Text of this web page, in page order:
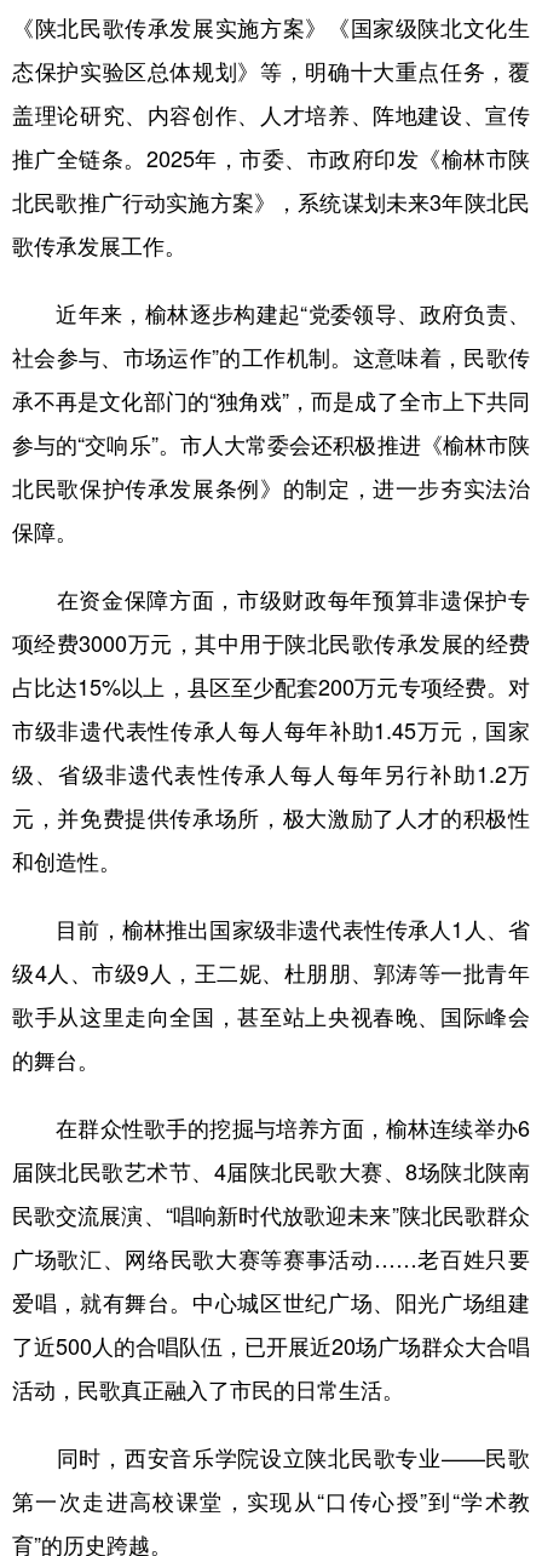
《陕北民歌传承发展实施方案》《国家级陕北文化生
态保护实验区总体规划》等，明确十大重点任务，覆
盖理论研究、内容创作、人才培养、阵地建设、宣传
推广全链条。2025年，市委、市政府印发《榆林市陕
北民歌推广行动实施方案》，系统谋划未来3年陕北民
歌传承发展工作。
近年来，榆林逐步构建起“党委领导、政府负责、
社会参与、市场运作”的工作机制。这意味着，民歌传
承不再是文化部门的“独角戏”，而是成了全市上下共同
参与的“交响乐”。市人大常委会还积极推进《榆林市陕
北民歌保护传承发展条例》的制定，进一步夯实法治
保障。
在资金保障方面，市级财政每年预算非遗保护专
项经费3000万元，其中用于陕北民歌传承发展的经费
占比达15%以上，县区至少配套200万元专项经费。对
市级非遗代表性传承人每人每年补助1.45万元，国家
级、省级非遗代表性传承人每人每年另行补助1.2万
元，并免费提供传承场所，极大激励了人才的积极性
和创造性。
目前，榆林推出国家级非遗代表性传承人1人、省
级4人、市级9人，王二妮、杜朋朋、郭涛等一批青年
歌手从这里走向全国，甚至站上央视春晚、国际峰会
的舞台。
在群众性歌手的挖掘与培养方面，榆林连续举办6
届陕北民歌艺术节、4届陕北民歌大赛、8场陕北陕南
民歌交流展演、“唱响新时代放歌迎未来”陕北民歌群众
广场歌汇、网络民歌大赛等赛事活动……老百姓只要
爱唱，就有舞台。中心城区世纪广场、阳光广场组建
了近500人的合唱队伍，已开展近20场广场群众大合唱
活动，民歌真正融入了市民的日常生活。
同时，西安音乐学院设立陕北民歌专业——民歌
第一次走进高校课堂，实现从“口传心授”到“学术教
育”的历史跨越。